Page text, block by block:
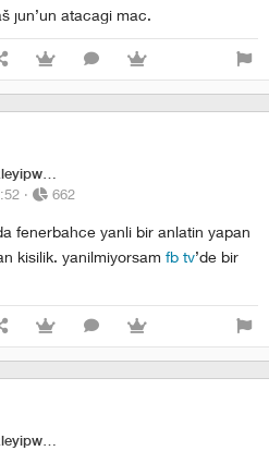
jun’un atacagi mac.
· 662
fenerbahce yanli bir anlatin yapan
kisilik. yanilmiyorsam fb tv’de bir